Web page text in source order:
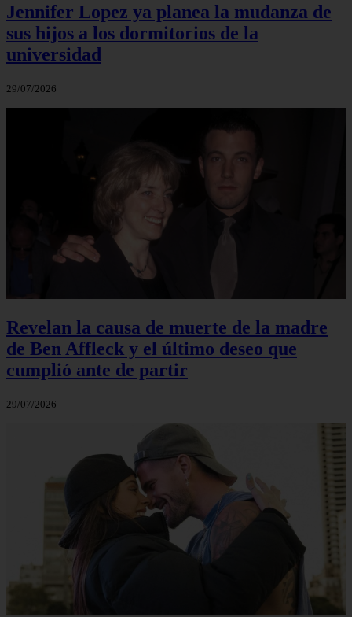
Jennifer Lopez ya planea la mudanza de
sus hijos a los dormitorios de la
universidad
29/07/2026
Revelan la causa de muerte de la madre
de Ben Affleck y el último deseo que
cumplió ante de partir
29/07/2026